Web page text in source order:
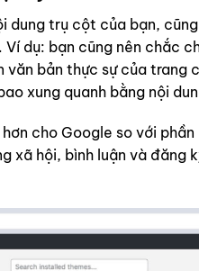
dung trụ cột của bạn,
dụ: bạn cũng nên chắc
bản thực sự của trang
xung quanh bằng nội
cho Google so với
xã hội, bình luận và đăng